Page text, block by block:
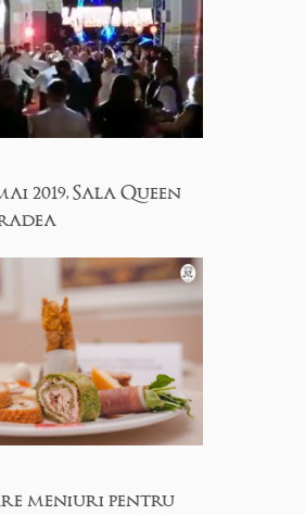
2019, Sala Queen
meniuri pentru